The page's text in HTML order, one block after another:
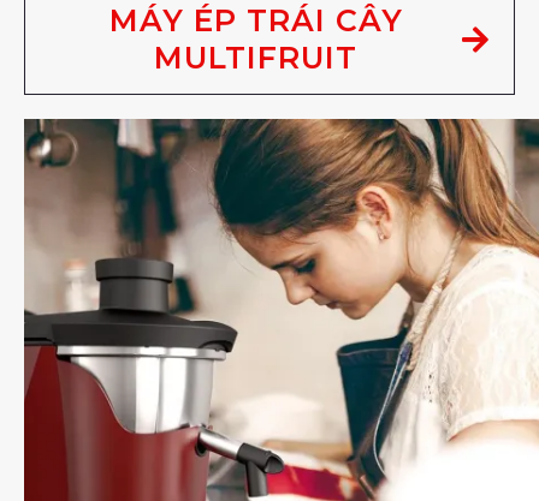
MÁY ÉP TRÁI CÂY
MULTIFRUIT